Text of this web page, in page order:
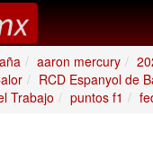
aaron mercury
RCD Espanyol de
Trabajo
puntos f1